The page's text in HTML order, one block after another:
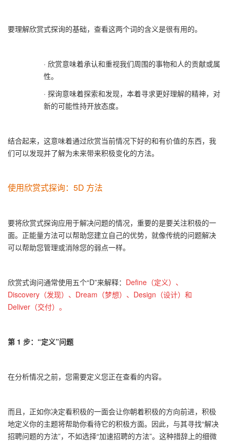
要理解欣赏式探询的基础，查看这两个词的含义是很有用的。
· 欣赏意味着承认和重视我们周围的事物和人的贡献或属
性。
· 探询意味着探索和发现，本着寻求更好理解的精神，对
新的可能性持开放态度。
结合起来，这意味着通过欣赏当前情况下好的和有价值的东西，我
们可以发现并了解为未来带来积极变化的方法。
使用欣赏式探询： 5D 方法
要将欣赏式探询应用于解决问题的情况，重要的是要关注积极的一
面。正能量方法可以帮助您建立自己的优势，就像传统的问题解决
可以帮助您管理或消除您的弱点一样。
欣赏式询问通常使用五个“D”来解释： Define （定义）、
Discovery （发现）、 Dream （梦想）、 Design （设计）和
Deliver （交付） 。
第 1 步： “定义”问题
在分析情况之前，您需要定义您正在查看的内容。
而且，正如你决定看积极的一面会让你朝着积极的方向前进，积极
地定义你的主题将帮助你看待它的积极方面。因此，与其寻找“解决
招聘问题的方法”，不如选择“加速招聘的方法”。这种措辞上的细微